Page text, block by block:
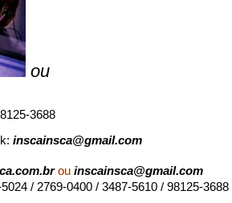
ou
3688
inscainsca@gmail.com
ou inscainsca@gmail.com
/ 2769-0400 / 3487-5610 / 98125-3688